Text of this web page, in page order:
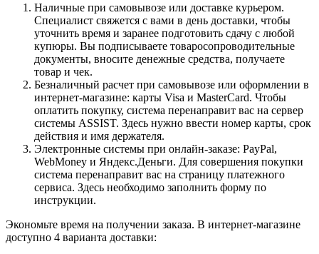
Наличные при самовывозе или доставке курьером.
Специалист свяжется с вами в день доставки, чтобы
уточнить время и заранее подготовить сдачу с любой
купюры. Вы подписываете товаросопроводительные
документы, вносите денежные средства, получаете
товар и чек.
Безналичный расчет при самовывозе или оформлении в
интернет-магазине: карты Visa и MasterCard. Чтобы
оплатить покупку, система перенаправит вас на сервер
системы ASSIST. Здесь нужно ввести номер карты, срок
действия и имя держателя.
Электронные системы при онлайн-заказе: PayPal,
WebMoney и Яндекс.Деньги. Для совершения покупки
система перенаправит вас на страницу платежного
сервиса. Здесь необходимо заполнить форму по
инструкции.
Экономьте время на получении заказа. В интернет-магазине
доступно 4 варианта доставки: